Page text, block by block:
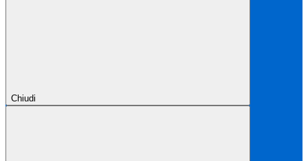
Chiudi